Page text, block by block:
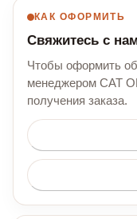
КАК ОФОРМИТЬ
Свяжитесь с
Чтобы оформить
менеджером CAT
получения заказа.